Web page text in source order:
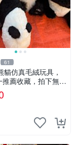
61
貓仿真毛絨玩具，
推薦收藏，拍下無疑
絨玩具 收藏